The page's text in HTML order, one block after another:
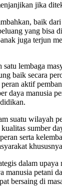
jika
baik
yang bisa
juga terjun
satu lembaga
baik secara
aktif
daya manusia
suatu wilayah
sumber
serta
dalam
manusia petani
bersaing di